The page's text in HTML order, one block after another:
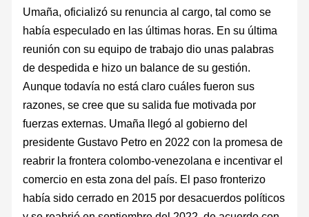
Umaña, oficializó su renuncia al cargo, tal como se
había especulado en las últimas horas. En su última
reunión con su equipo de trabajo dio unas palabras
de despedida e hizo un balance de su gestión.
Aunque todavía no está claro cuáles fueron sus
razones, se cree que su salida fue motivada por
fuerzas externas. Umaña llegó al gobierno del
presidente Gustavo Petro en 2022 con la promesa de
reabrir la frontera colombo-venezolana e incentivar el
comercio en esta zona del país. El paso fronterizo
había sido cerrado en 2015 por desacuerdos políticos